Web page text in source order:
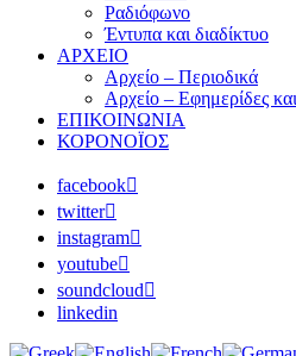
Ραδιόφωνο
Έντυπα και διαδίκτυο
ΑΡΧΕΙΟ
Αρχείο – Περιοδικά
Αρχείο – Εφημερίδες
ΕΠΙΚΟΙΝΩΝΙΑ
ΚΟΡΟΝΟΪΟΣ
facebook
twitter
instagram
youtube
soundcloud
linkedin